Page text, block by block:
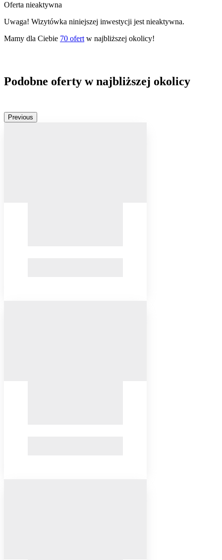
Oferta nieaktywna
Uwaga! Wizytówka niniejszej inwestycji jest nieaktywna.
Mamy dla Ciebie 70 ofert w najbliższej okolicy!
Podobne oferty w najbliższej okolicy
Previous